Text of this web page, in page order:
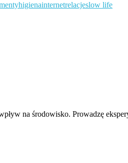
higienainternetrelacjeslow life
na środowisko. Prowadzę